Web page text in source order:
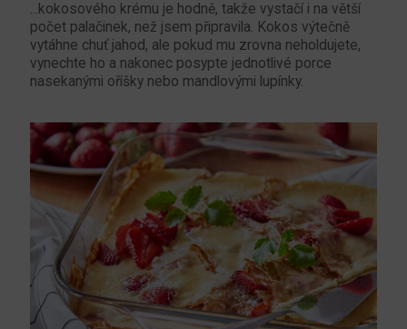
...kokosového krému je hodně, takže vystačí i na větší
počet palačinek, než jsem připravila. Kokos výtečně
vytáhne chuť jahod, ale pokud mu zrovna neholdujete,
vynechte ho a nakonec posypte jednotlivé porce
nasekanými oříšky nebo mandlovými lupínky.